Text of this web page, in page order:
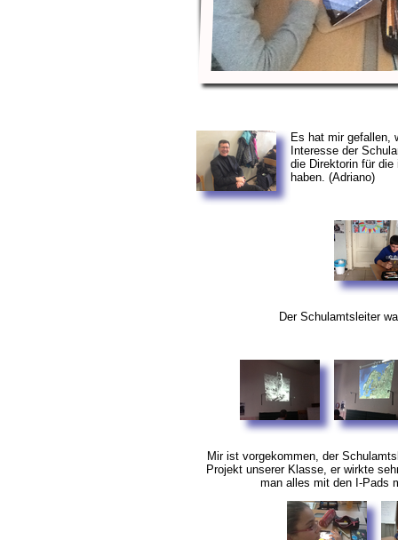
Es hat mir gefallen,
Interesse der
die Direktorin für die
haben. (Adriano)
Der Schulamtsleiter
Mir ist vorgekommen, der
Projekt unserer Klasse, er wirkte
man alles mit den I-Pads